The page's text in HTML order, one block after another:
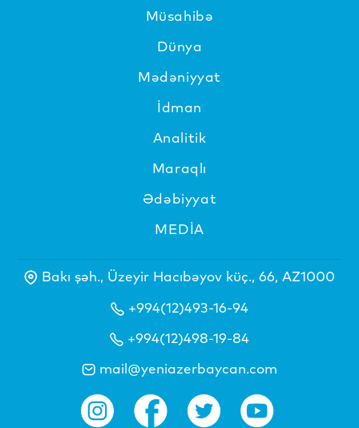
Müsahibə
Dünya
Mədəniyyat
İdman
Analitik
Maraqlı
Ədəbiyyat
MEDİA
Bakı şəh., Üzeyir Hacıbəyov küç., 66, AZ1000
+994(12)493-16-94
+994(12)498-19-84
mail@yeniazerbaycan.com